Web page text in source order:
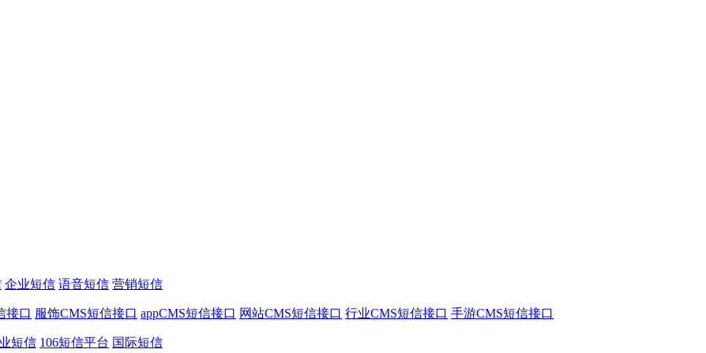
企业短信 语音短信 营销短信
接口 服饰CMS短信接口 appCMS短信接口 网站CMS短信接口 行业CMS短信接口 手游CMS短信接口
短信 106短信平台 国际短信